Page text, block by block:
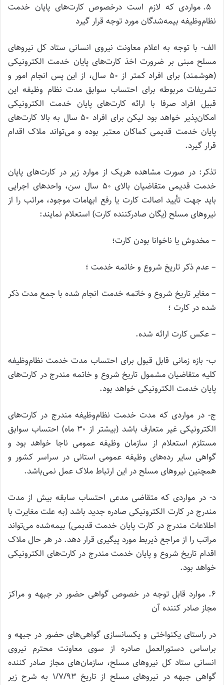
۵. مواردی که لازم است درخصوص کارت‌های پایان خدمت
نظام‌وظیفه بیمه‌شدگان مورد توجه قرار گیرد
الف- با توجه به اعلام معاونت نیروی انسانی ستاد کل نیروهای
مسلح مبنی بر ضرورت اخذ کارت‌های پایان خدمت الکترونیکی
(هوشمند) برای افراد کمتر از ۵۰ سال، از این پس انجام امور و
تشریفات مربوطه برای احتساب سوابق مدت نظام وظیفه این
قبیل افراد صرفا با ارائه کارت‌های پایان خدمت الکترونیکی
امکان‌پذیر خواهد بود لیکن برای افراد ۵۰ سال به بالا کارت‌های
پایان خدمت قدیمی کماکان معتبر بوده و می‌تواند ملاک اقدام
قرار گیرد.
تذکر: در صورت مشاهده هریک از موارد زیر در کارت‌های پایان
خدمت قدیمی متقاضیان بالای ۵۰ سال سن، واحدهای اجرایی
باید جهت تأیید اصالت کارت یا رفع ابهامات موجود، مراتب را از
نیروهای مسلح (یگان صادرکننده کارت) استعلام نمایند:
– مخدوش یا ناخوانا بودن کارت؛
– عدم ذکر تاریخ شروع و خاتمه خدمت ؛
– مغایر تاریخ شروع و خاتمه خدمت انجام شده با جمع مدت ذکر
شده در کارت ؛
– عکس کارت ارائه شده.
ب- بازه زمانی قابل قبول برای احتساب مدت خدمت نظام‌وظیفه
کلیه متقاضیان مشمول تاریخ شروع و خاتمه مندرج در کارت‌های
پایان خدمت الکترونیکی خواهد بود.
ج- در مواردی که مدت خدمت نظام‌وظیفه مندرج در کارت‌های
الکترونیکی غیر متعارف باشد (بیشتر از ۳۰ ماه) احتساب سوابق
مستلزم استعلام از سازمان وظیفه عمومی ناجا خواهد بود و
گواهی سایر رده‌های وظیفه عمومی استانی در سراسر کشور و
همچنین نیروهای مسلح در این ارتباط ملاک عمل نمی‌باشد.
د- در مواردی که متقاضی مدعی احتساب سابقه بیش از مدت
مندرج در کارت الکترونیکی صادره جدید باشد (به علت مغایرت با
اطلاعات مندرج در کارت پایان خدمت قدیمی) بیمه‌شده می‌تواند
مراتب را از مراجع ذیربط مورد پیگیری قرار دهد. در هر حال ملاک
اقدام تاریخ شروع و پایان خدمت مندرج در کارت‌های الکترونیکی
خواهد بود.
۶. موارد قابل توجه در خصوص گواهی حضور در جبهه و مراکز
مجاز صادر کننده آن
در راستای یکنواختی و یکسانسازی گواهی‌های حضور در جبهه و
براساس دستورالعمل صادره از سوی معاونت محترم نیروی
انسانی ستاد کل نیروهای مسلح، سازمان‌های مجاز صادر کننده
گواهی جبهه در نیروهای مسلح از تاریخ ۱/۷/۹۳ به شرح زیر